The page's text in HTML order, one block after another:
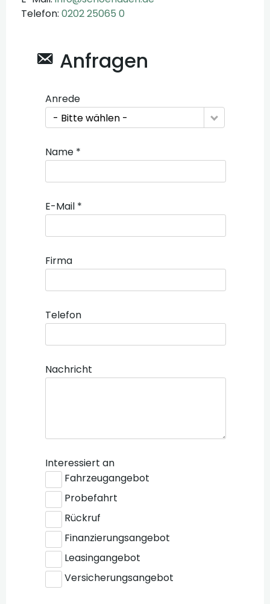
Telefon: 0202 25065 0
Anfragen
Anrede
- Bitte wählen -
Name *
E-Mail *
Firma
Telefon
Nachricht
Interessiert an
Fahrzeugangebot
Probefahrt
Rückruf
Finanzierungsangebot
Leasingangebot
Versicherungsangebot